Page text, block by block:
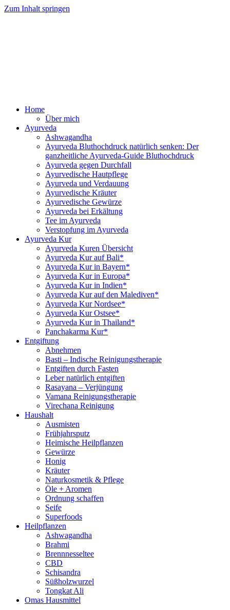
Zum Inhalt springen
Home
Über mich
Ayurveda
Ashwagandha
Ayurveda Bluthochdruck natürlich senken: Der
ganzheitliche Ayurveda-Guide Bluthochdruck
Ayurveda gegen Durchfall
Ayurvedische Hautpflege
Ayurveda und Verdauung
Ayurvedische Kräuter
Ayurvedische Gewürze
Ayurveda bei Erkältung
Tee im Ayurveda
Verstopfung im Ayurveda
Ayurveda Kur
Ayurveda Kuren Übersicht
Ayurveda Kur auf Bali*
Ayurveda Kur in Bayern*
Ayurveda Kur in Europa*
Ayurveda Kur in Indien*
Ayurveda Kur auf den Malediven*
Ayurveda Kur Nordsee*
Ayurveda Kur Ostsee*
Ayurveda Kur in Thailand*
Panchakarma Kur*
Entgiftung
Abnehmen
Basti – Indische Reinigungstherapie
Entgiften durch Fasten
Leber natürlich entgiften
Rasayana – Verjüngung
Vamana Reinigungstherapie
Virechana Reinigung
Haushalt
Ausmisten
Frühjahrsputz
Heimische Heilpflanzen
Gewürze
Honig
Kräuter
Naturkosmetik & Pflege
Öle + Aromen
Ordnung schaffen
Seife
Superfoods
Heilpflanzen
Ashwagandha
Brahmi
Brennnesseltee
CBD
Schisandra
Süßholzwurzel
Tongkat Ali
Omas Hausmittel